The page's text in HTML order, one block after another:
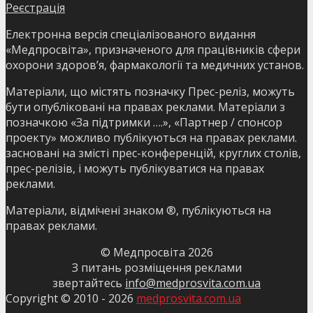
Реєстрація
Електронна версія спеціалізованого видання
«Медпросвіта», призначеного для працівників сфери
охорони здоров’я, фармакології та медичних установ.
Матеріали, що містять позначку Прес-реліз, можуть
бути опубліковані на правах реклами. Матеріали з
позначкою «За підтримки ….», «Партнер / спонсор
проекту» можливо публікуються на правах реклами.
засновані на змісті прес-конференцій, круглих столів,
прес-релізів, і можуть публікуватися на правах
реклами.
Матеріали, відмічені знаком ®, публікуються на
правах реклами.
© Медпросвіта 2026
З питань розміщення реклами
звертайтесь info@medprosvita.com.ua
Copyright © 2010 - 2026 medprosvita.com.ua